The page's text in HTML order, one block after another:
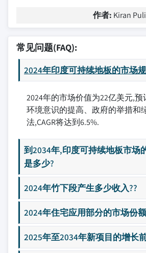
作者: Kiran
常见问题(FAQ):
2024年印度可持续地板的市场
2024年的市场价值为22亿美元,预
环境意识的提高、政府的举措和
法,CAGR将达到6.5%.
到2034年,印度可持续地板市场
是多少?
2024年竹下段产生多少收入??
2024年住宅应用部分的市场份
2025年至2034年新项目的增长